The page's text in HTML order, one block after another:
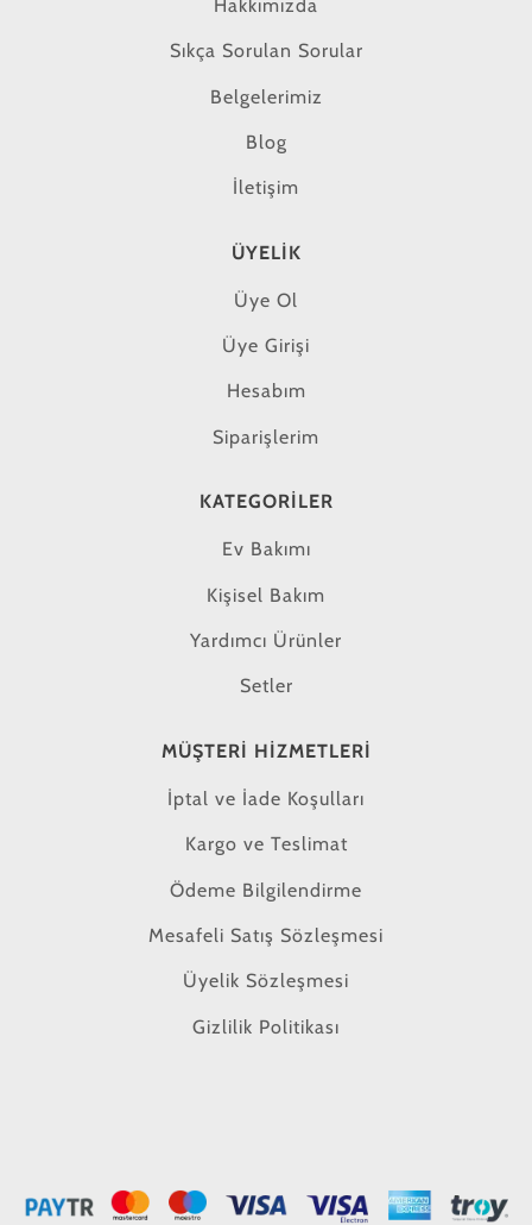
Hakkımızda
Sıkça Sorulan Sorular
Belgelerimiz
Blog
İletişim
ÜYELIK
Üye Ol
Üye Girişi
Hesabım
Siparişlerim
KATEGORILER
Ev Bakımı
Kişisel Bakım
Yardımcı Ürünler
Setler
MÜŞTERI HIZMETLERI
İptal ve İade Koşulları
Kargo ve Teslimat
Ödeme Bilgilendirme
Mesafeli Satış Sözleşmesi
Üyelik Sözleşmesi
Gizlilik Politikası